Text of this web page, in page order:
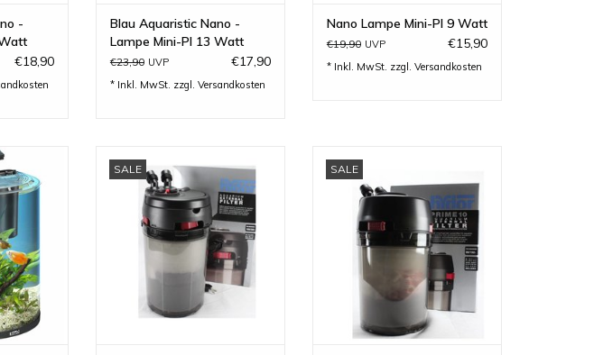
-
€18,90
Blau Aquaristic Nano -
Lampe Mini-Pl 13 Watt
€23,90 UVP €17,90
* Inkl. MwSt. zzgl. Versandkosten
Nano Lampe Mini-Pl 9 Watt
€19,90 UVP €15,90
* Inkl. MwSt. zzgl. Versandkosten
Line 60
und
SALE
einfache Technik mit hoher
effizientz..
ZUM WARENKORB HINZUFÜGEN
SALE
einfache Technik mit hoher
Éffizienz...
ZUM WARENKORB HINZUFÜGEN